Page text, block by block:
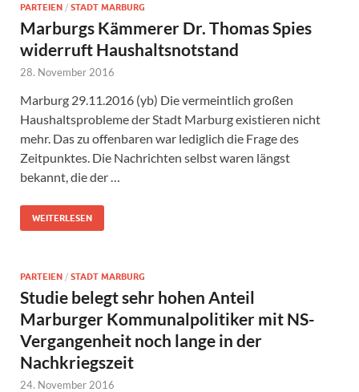
PARTEIEN / STADT MARBURG
Marburgs Kämmerer Dr. Thomas Spies
widerruft Haushaltsnotstand
28. November 2016
Marburg 29.11.2016 (yb) Die vermeintlich großen
Haushaltsprobleme der Stadt Marburg existieren nicht
mehr. Das zu offenbaren war lediglich die Frage des
Zeitpunktes. Die Nachrichten selbst waren längst
bekannt, die der …
WEITERLESEN
PARTEIEN / STADT MARBURG
Studie belegt sehr hohen Anteil
Marburger Kommunalpolitiker mit NS-
Vergangenheit noch lange in der
Nachkriegszeit
24. November 2016